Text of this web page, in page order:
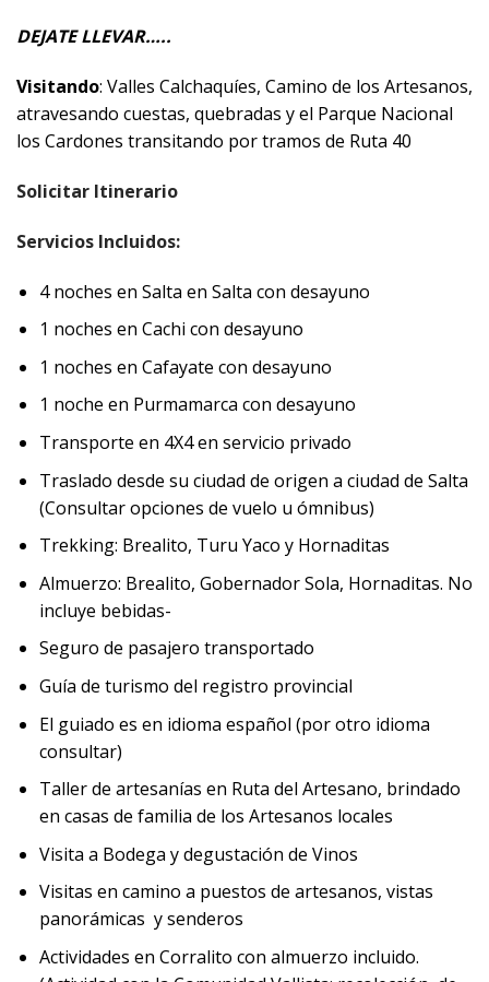
DEJATE LLEVAR…..
Visitando: Valles Calchaquíes, Camino de los Artesanos,
atravesando cuestas, quebradas y el Parque Nacional
los Cardones transitando por tramos de Ruta 40
Solicitar Itinerario
Servicios Incluidos:
4 noches en Salta en Salta con desayuno
1 noches en Cachi con desayuno
1 noches en Cafayate con desayuno
1 noche en Purmamarca con desayuno
Transporte en 4X4 en servicio privado
Traslado desde su ciudad de origen a ciudad de Salta
(Consultar opciones de vuelo u ómnibus)
Trekking: Brealito, Turu Yaco y Hornaditas
Almuerzo: Brealito, Gobernador Sola, Hornaditas. No
incluye bebidas-
Seguro de pasajero transportado
Guía de turismo del registro provincial
El guiado es en idioma español (por otro idioma
consultar)
Taller de artesanías en Ruta del Artesano, brindado
en casas de familia de los Artesanos locales
Visita a Bodega y degustación de Vinos
Visitas en camino a puestos de artesanos, vistas
panorámicas y senderos
Actividades en Corralito con almuerzo incluido.